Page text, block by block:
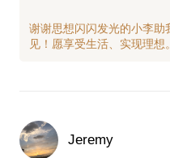
谢谢思想闪闪发光的小李助
Jeremy